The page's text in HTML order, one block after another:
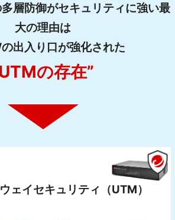
多層防御がセキュリティに強い最
大の理由は
出入り口が強化された
の存在”
ェイセキュリティ（UTM）